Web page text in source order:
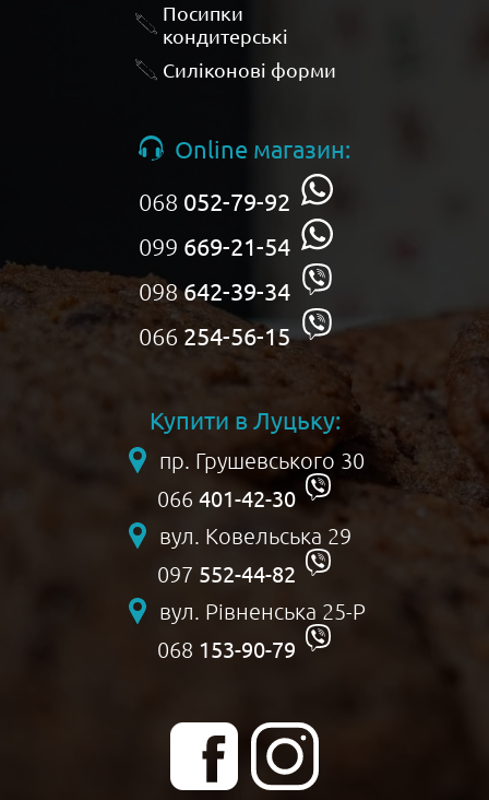
Посипки
кондитерські
Силіконові форми
Online магазин:
068 052-79-92
099 669-21-54
098642-39-34
066 254-56-15
Купити в Луцьку:
пр. Грушевського 30
066 401-42-30
вул. Ковельська 29
097 552-44-82
вул. Рівненська 25-Р
068 153-90-79